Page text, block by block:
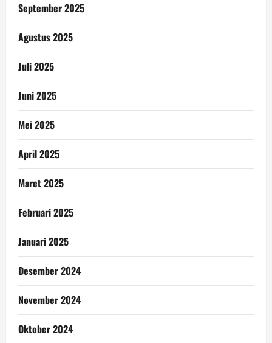
September 2025
Agustus 2025
Juli 2025
Juni 2025
Mei 2025
April 2025
Maret 2025
Februari 2025
Januari 2025
Desember 2024
November 2024
Oktober 2024